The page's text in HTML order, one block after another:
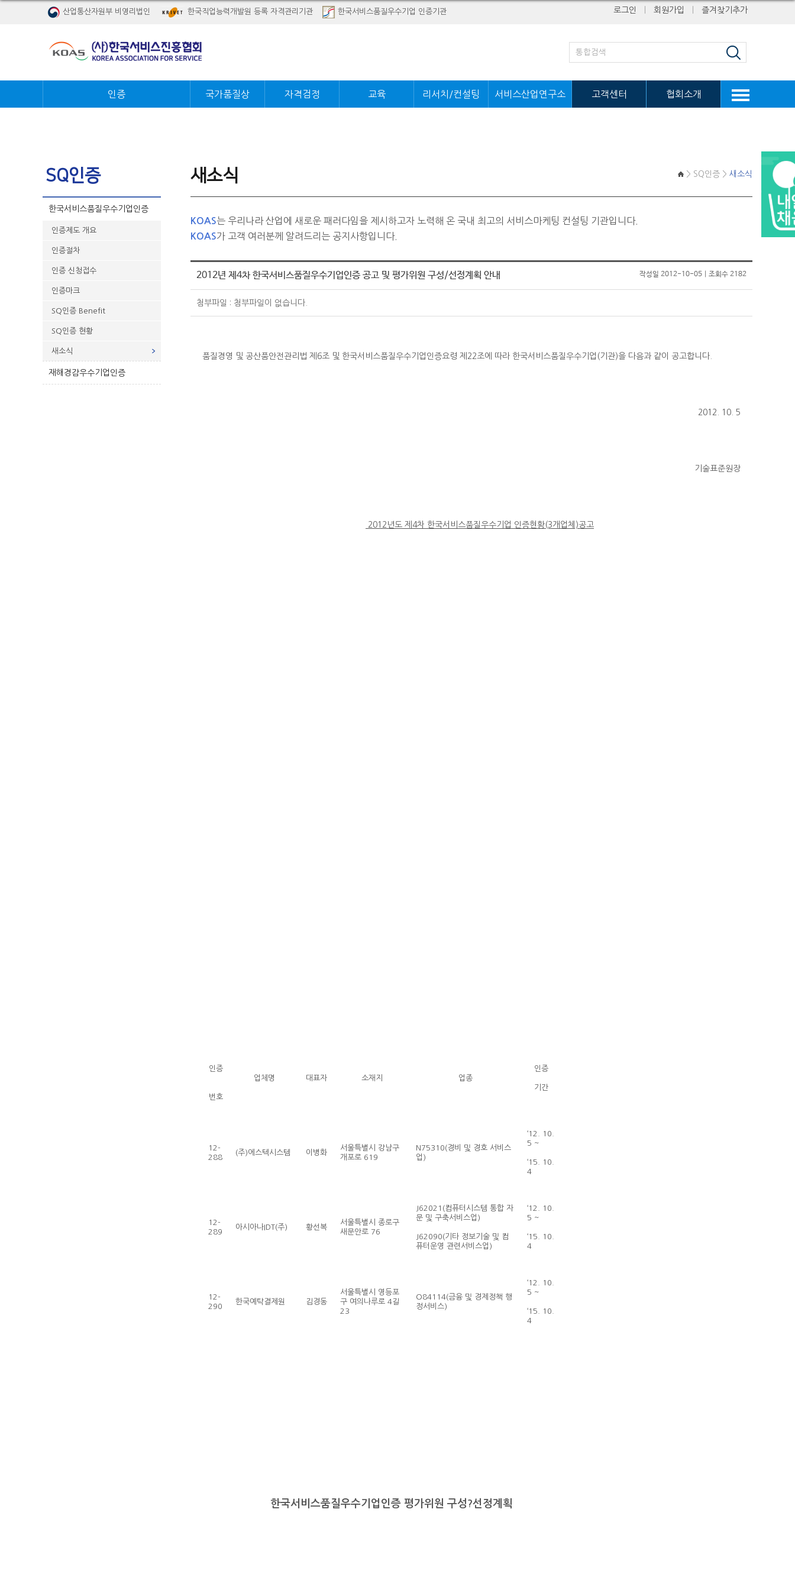
산업통산자원부 비영리법인 한국직업능력개발원 등록 자격관리기관 한국서비스품질우수기업 인증기관 로그인 회원가입 즐겨찾기추가
인증 국가품질상 자격검정 교육 리서치/컨설팅 서비스산업연구소 고객센터 협회소개
SQ인증
한국서비스품질우수기업인증
인증제도 개요
인증절차
인증 신청접수
인증마크
SQ인증 Benefit
SQ인증 현황
새소식
재해경감우수기업인증
> SQ인증 > 새소식
새소식
KOAS는 우리나라 산업에 새로운 패러다임을 제시하고자 노력해 온 국내 최고의 서비스마케팅 컨설팅 기관입니다.
KOAS가 고객 여러분께 알려드리는 공지사항입니다.
2012년 제4차 한국서비스품질우수기업인증 공고 및 평가위원 구성/선정계획 안내 작성일 2012-10-05 | 조회수 2182
첨부파일 : 첨부파일이 없습니다.
품질경영 및 공산품안전관리법 제6조 및 한국서비스품질우수기업인증요령 제22조에 따라 한국서비스품질우수기업(기관)을 다음과 같이 공고합니다.
2012. 10. 5
기술표준원장
2012년도 제4차 한국서비스품질우수기업 인증현황(3개업체)공고
인증
번호
업체명 대표자 소재지 업종
인증
기간
12-
288
(주)에스텍시스템 이병화
서울특별시 강남구
개포로 619
N75310(경비 및 경호 서비스
업)
‘12. 10.
5 ~
‘15. 10.
4
12-
289
아시아나IDT(주) 황선복
서울특별시 종로구
새문안로 76
J62021(컴퓨터시스템 통합 자
문 및 구축서비스업)
J62090(기타 정보기술 및 컴
퓨터운영 관련서비스업)
‘12. 10.
5 ~
‘15. 10.
4
12-
290
한국예탁결제원 김경동
서울특별시 영등포
구 여의나루로 4길
23
O84114(금융 및 경제정책 행
정서비스)
‘12. 10.
5 ~
‘15. 10.
4
한국서비스품질우수기업인증 평가위원 구성?선정계획